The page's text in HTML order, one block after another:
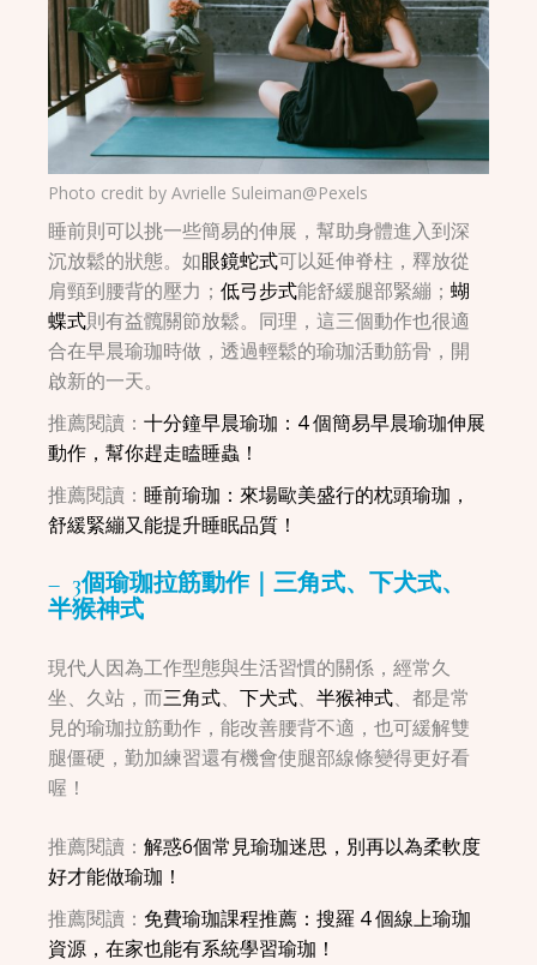
Photo credit byAvrielle Suleiman@Pexels
睡前則可以挑一些簡易的伸展，幫助身體進入到深
沉放鬆的狀態。如眼鏡蛇式可以延伸脊柱，釋放從
肩頸到腰背的壓力；低弓步式能舒緩腿部緊繃；蝴
蝶式則有益髖關節放鬆。同理，這三個動作也很適
合在早晨瑜珈時做，透過輕鬆的瑜珈活動筋骨，開
啟新的一天。
推薦閱讀：十分鐘早晨瑜珈：4 個簡易早晨瑜珈伸展
動作，幫你趕走瞌睡蟲！
推薦閱讀：睡前瑜珈：來場歐美盛行的枕頭瑜珈，
舒緩緊繃又能提升睡眠品質！
– 3個瑜珈拉筋動作｜三角式、下犬式、
半猴神式
現代人因為工作型態與生活習慣的關係，經常久
坐、久站，而三角式、下犬式、半猴神式、都是常
見的瑜珈拉筋動作，能改善腰背不適，也可緩解雙
腿僵硬，勤加練習還有機會使腿部線條變得更好看
喔！
推薦閱讀：解惑6個常見瑜珈迷思，別再以為柔軟度
好才能做瑜珈！
推薦閱讀： 免費瑜珈課程推薦：搜羅 4 個線上瑜珈
資源，在家也能有系統學習瑜珈！